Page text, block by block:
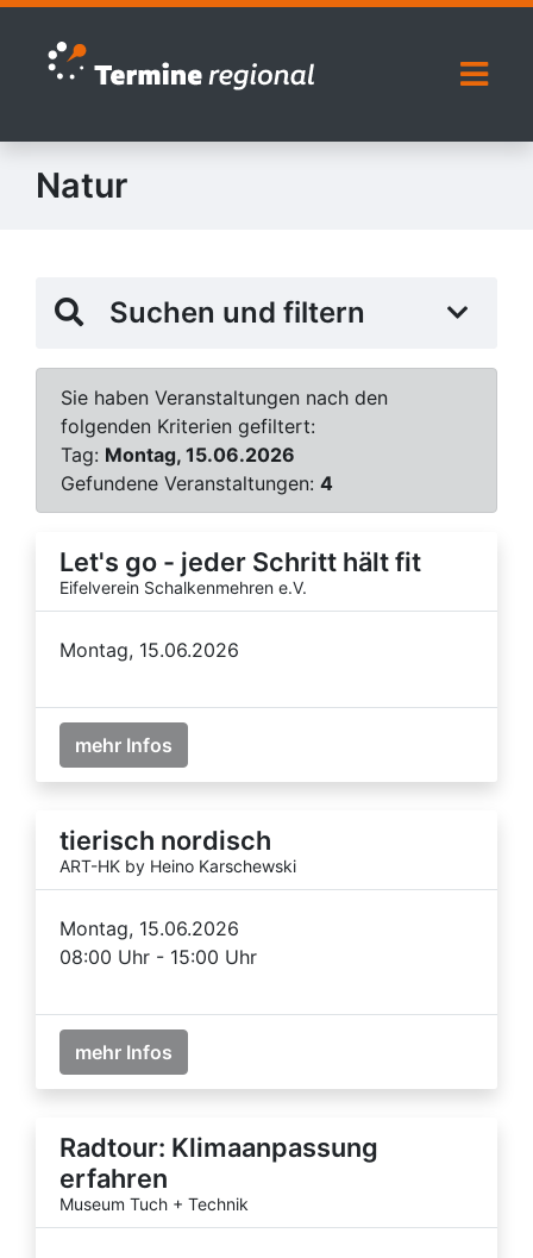
Zur Navigation springen
Zum Inhalt springen
Natur
Suchen und filtern
Sie haben Veranstaltungen nach den
folgenden Kriterien gefiltert:
Tag: Montag, 15.06.2026
Gefundene Veranstaltungen: 4
Let's go - jeder Schritt hält fit
Eifelverein Schalkenmehren e.V.
Montag, 15.06.2026
mehr Infos
tierisch nordisch
ART-HK by Heino Karschewski
Montag, 15.06.2026
08:00 Uhr - 15:00 Uhr
mehr Infos
Radtour: Klimaanpassung
erfahren
Museum Tuch + Technik